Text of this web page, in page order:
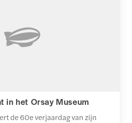
in het Orsay Museum
de 60e verjaardag van zijn